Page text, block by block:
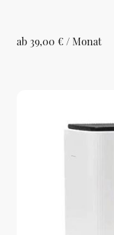
ab 39,00 € / Monat